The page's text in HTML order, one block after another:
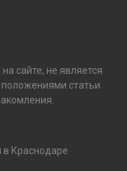
сайте, не является
статьи
в Краснодаре